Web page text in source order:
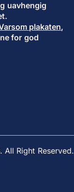
uavhengig
plakaten,
for god
Right